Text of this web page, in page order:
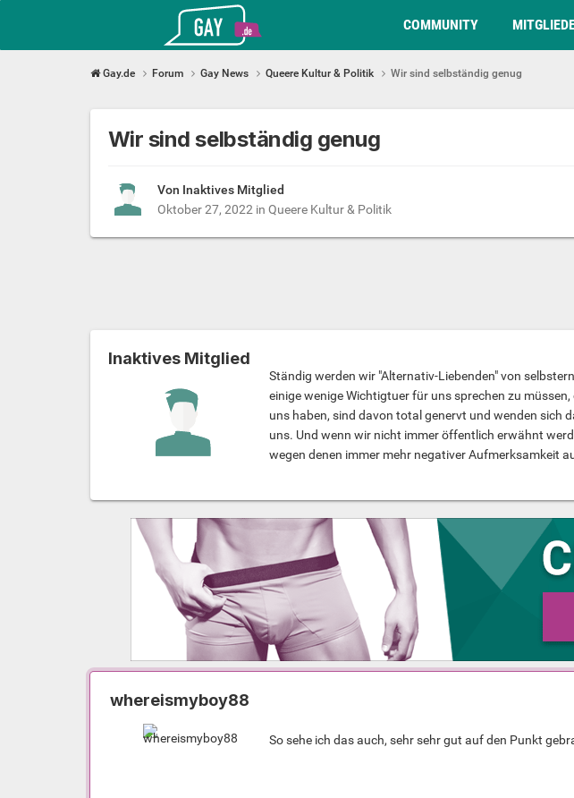
COMMUNITY
Gay.de Forum Gay News Queere Kultur & Politik Wir sind selbständig genug
Wir sind selbständig genug
Von Inaktives Mitglied
Oktober 27, 2022 in Queere Kultur & Politik
Inaktives Mitglied
Ständig werden wir "Alternativ-Liebenden" von
einige wenige Wichtigtuer für uns sprechen zu
uns haben, sind davon total genervt und wenden sich
uns. Und wenn wir nicht immer öffentlich erwähnt
wegen denen immer mehr negativer Aufmerksamkeit
whereismyboy88
So sehe ich das auch, sehr sehr gut auf den Punkt